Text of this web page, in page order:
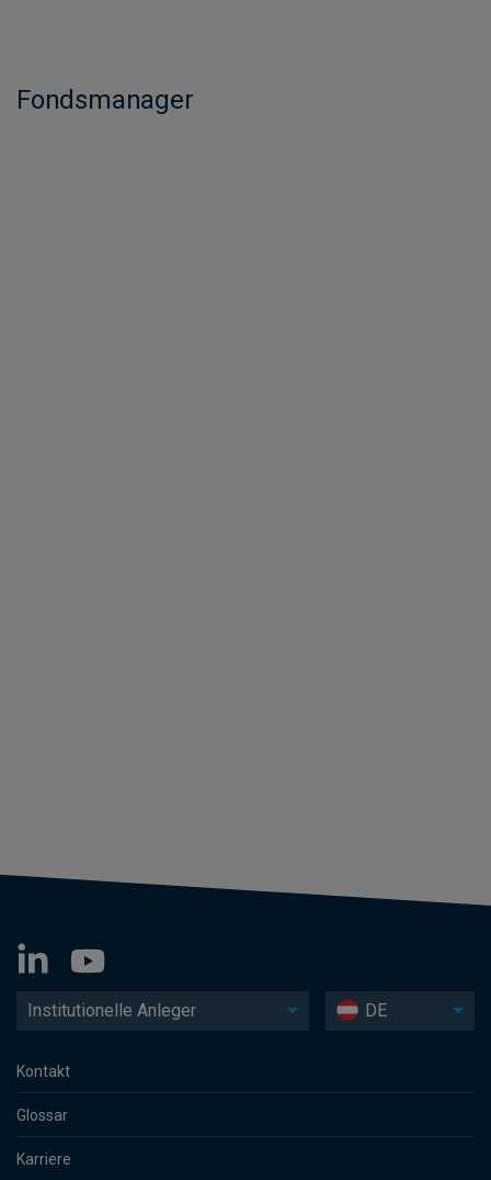
Fondsmanager​​​​​​​​​​​​​​​​​​​​
Institutionelle Anleger DE
Kontakt
Glossar
Karriere